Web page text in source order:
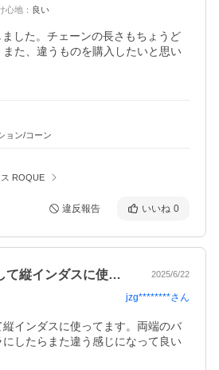
心地 ： 良い
した。チェーンの長さもちょうど
た、違うものを購入したいと思い
ョン/コーン
ROQUE
違反報告 いいね 0
バーベルカスタムして縦インダスに使って… 2025/6/22
jzg********さん
インダスに使ってます。両端のバ
したらまた違う感じになって良い